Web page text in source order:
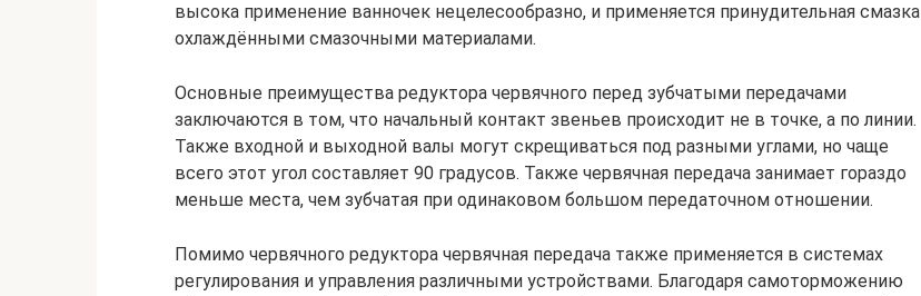
высока применение ванночек нецелесообразно, и применяется принудительная смазка
охлаждёнными смазочными материалами.
Основные преимущества редуктора червячного перед зубчатыми передачами
заключаются в том, что начальный контакт звеньев происходит не в точке, а по линии.
Также входной и выходной валы могут скрещиваться под разными углами, но чаще
всего этот угол составляет 90 градусов. Также червячная передача занимает гораздо
меньше места, чем зубчатая при одинаковом большом передаточном отношении.
Помимо червячного редуктора червячная передача также применяется в системах
регулирования и управления различными устройствами. Благодаря самоторможению